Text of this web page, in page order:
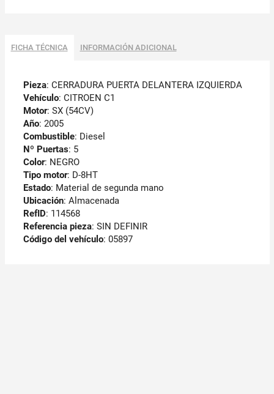
FICHA TÉCNICA INFORMACIÓN ADICIONAL
Pieza: CERRADURA PUERTA DELANTERA IZQUIERDA
Vehículo: CITROEN C1
Motor: SX (54CV)
Año: 2005
Combustible: Diesel
Nº Puertas: 5
Color: NEGRO
Tipo motor: D-8HT
Estado: Material de segunda mano
Ubicación: Almacenada
RefID: 114568
Referencia pieza: SIN DEFINIR
Código del vehículo: 05897